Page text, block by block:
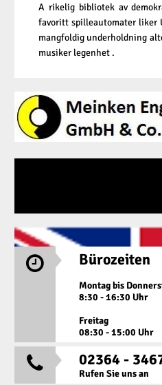
A rikelig bibliotek av
favoritt spilleautomater liker
mangfoldig underholdning
musiker legenhet .
 Bürozeiten
Montag bis
8:30 - 16:30 Uhr
Freitag
08:30 - 15:00 Uhr
 02364 -
Rufen Sie uns an